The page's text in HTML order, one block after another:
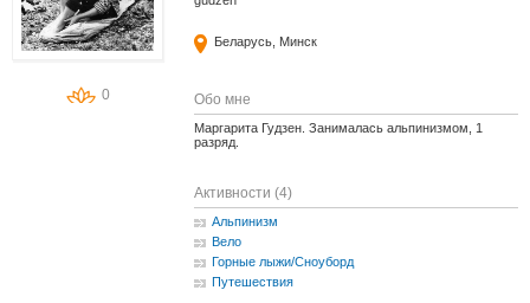
0
Беларусь, Минск
Обо мне
Маргарита Гудзен. Занималась альпинизмом, 1
разряд.
Активности (4)
Альпинизм
Вело
Горные лыжи/Сноуборд
Путешествия